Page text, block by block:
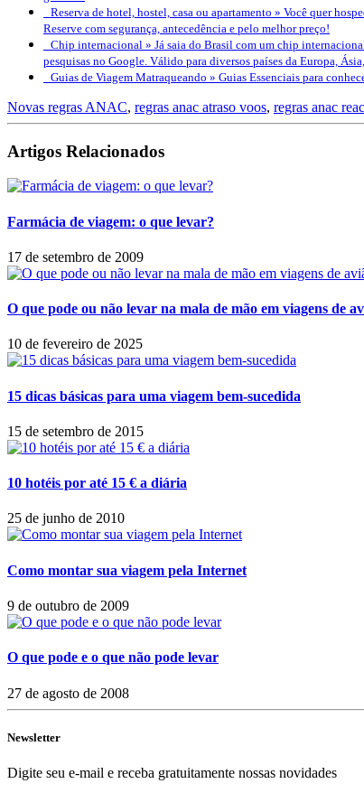
Reserva de hotel, hostel, casa ou apartamento » Você quer
Reserve com segurança, antecedência e pelo melhor preço!
Chip internacional » Já saia do Brasil com um chip
pesquisas no Google. Válido para diversos países da Europa,
Guias de Viagem Matraqueando » Guias Essenciais para
Novas regras ANAC, regras anac atraso voos, regras anac
Artigos Relacionados
Farmácia de viagem: o que levar?
17 de setembro de 2009
O que pode ou não levar na mala de mão em viagens de
10 de fevereiro de 2025
15 dicas básicas para uma viagem bem-sucedida
15 de setembro de 2015
10 hotéis por até 15 € a diária
25 de junho de 2010
Como montar sua viagem pela Internet
9 de outubro de 2009
O que pode e o que não pode levar
27 de agosto de 2008
Newsletter
Digite seu e-mail e receba gratuitamente nossas novidades